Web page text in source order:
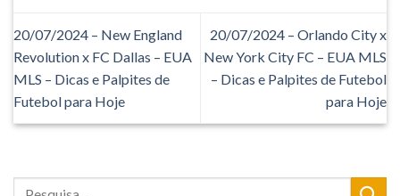
20/07/2024 – New England
Revolution x FC Dallas – EUA
MLS – Dicas e Palpites de
Futebol para Hoje
20/07/2024 – Orlando City x
New York City FC – EUA MLS
– Dicas e Palpites de Futebol
para Hoje